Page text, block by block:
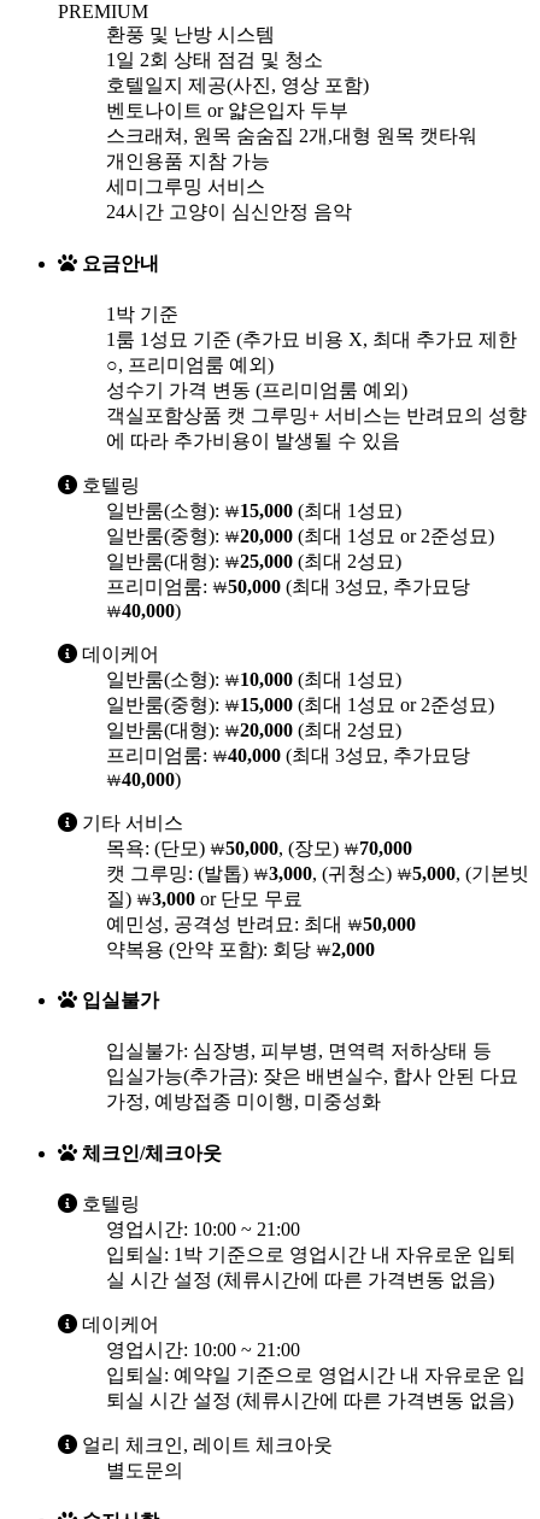
PREMIUM
환풍 및 난방 시스템
1일 2회 상태 점검 및 청소
호텔일지 제공(사진, 영상 포함)
벤토나이트 or 얇은입자 두부
스크래쳐, 원목 숨숨집 2개,대형 원목 캣타워
개인용품 지참 가능
세미그루밍 서비스
24시간 고양이 심신안정 음악
요금안내
1박 기준
1룸 1성묘 기준 (추가묘 비용 X, 최대 추가묘 제한
○, 프리미엄룸 예외)
성수기 가격 변동 (프리미엄룸 예외)
객실포함상품 캣 그루밍+ 서비스는 반려묘의 성향
에 따라 추가비용이 발생될 수 있음
호텔링
일반룸(소형): ￦15,000 (최대 1성묘)
일반룸(중형): ￦20,000 (최대 1성묘 or 2준성묘)
일반룸(대형): ￦25,000 (최대 2성묘)
프리미엄룸: ￦50,000 (최대 3성묘, 추가묘당
￦40,000)
데이케어
일반룸(소형): ￦10,000 (최대 1성묘)
일반룸(중형): ￦15,000 (최대 1성묘 or 2준성묘)
일반룸(대형): ￦20,000 (최대 2성묘)
프리미엄룸: ￦40,000 (최대 3성묘, 추가묘당
￦40,000)
기타 서비스
목욕: (단모) ￦50,000, (장모) ￦70,000
캣 그루밍: (발톱) ￦3,000, (귀청소) ￦5,000, (기본빗
질) ￦3,000 or 단모 무료
예민성, 공격성 반려묘: 최대 ￦50,000
약복용 (안약 포함): 회당 ￦2,000
입실불가
입실불가: 심장병, 피부병, 면역력 저하상태 등
입실가능(추가금): 잦은 배변실수, 합사 안된 다묘
가정, 예방접종 미이행, 미중성화
체크인/체크아웃
호텔링
영업시간: 10:00 ~ 21:00
입퇴실: 1박 기준으로 영업시간 내 자유로운 입퇴
실 시간 설정 (체류시간에 따른 가격변동 없음)
데이케어
영업시간: 10:00 ~ 21:00
입퇴실: 예약일 기준으로 영업시간 내 자유로운 입
퇴실 시간 설정 (체류시간에 따른 가격변동 없음)
얼리 체크인, 레이트 체크아웃
별도문의